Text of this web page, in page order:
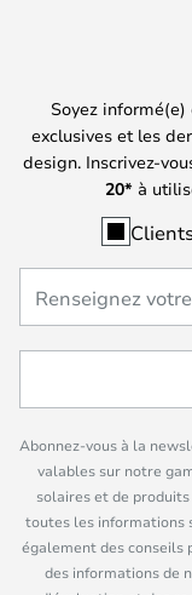
Soyez
exclusives et les
design. Inscrivez-
20* à
Abonnez-vous à la
valables sur notre
solaires et de
toutes les informations
également des conseils
des informations de